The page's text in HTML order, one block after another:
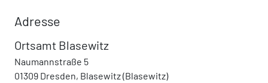
Adresse
Ortsamt Blasewitz
Naumannstraße 5
01309 Dresden, Blasewitz (Blasewitz)